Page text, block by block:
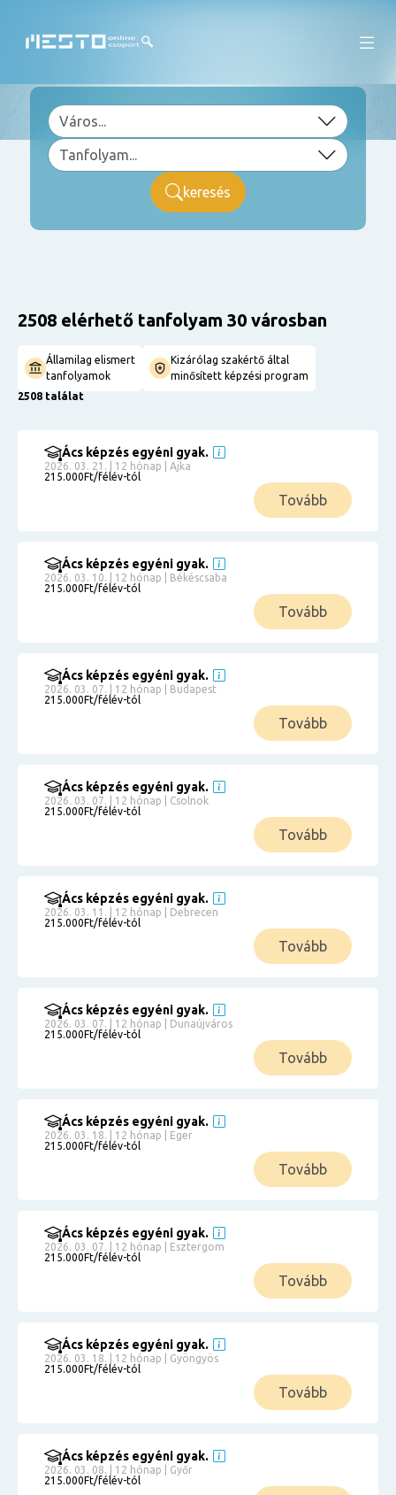
keresés
2508 elérhető tanfolyam 30 városban
Államilag elismert
tanfolyamok
Kizárólag szakértő által
minősített képzési program
2508 találat
Ács képzés egyéni gyak.
2026. 03. 21. | 12 hónap | Ajka
215.000Ft/félév-tól
Tovább
Ács képzés egyéni gyak.
2026. 03. 10. | 12 hónap | Békéscsaba
215.000Ft/félév-tól
Tovább
Ács képzés egyéni gyak.
2026. 03. 07. | 12 hónap | Budapest
215.000Ft/félév-tól
Tovább
Ács képzés egyéni gyak.
2026. 03. 07. | 12 hónap | Csolnok
215.000Ft/félév-tól
Tovább
Ács képzés egyéni gyak.
2026. 03. 11. | 12 hónap | Debrecen
215.000Ft/félév-tól
Tovább
Ács képzés egyéni gyak.
2026. 03. 07. | 12 hónap | Dunaújváros
215.000Ft/félév-tól
Tovább
Ács képzés egyéni gyak.
2026. 03. 18. | 12 hónap | Eger
215.000Ft/félév-tól
Tovább
Ács képzés egyéni gyak.
2026. 03. 07. | 12 hónap | Esztergom
215.000Ft/félév-tól
Tovább
Ács képzés egyéni gyak.
2026. 03. 18. | 12 hónap | Gyöngyös
215.000Ft/félév-tól
Tovább
Ács képzés egyéni gyak.
2026. 03. 08. | 12 hónap | Győr
215.000Ft/félév-tól